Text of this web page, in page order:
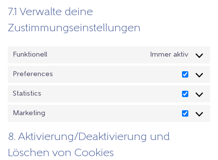
7.1 Verwalte deine
Zustimmungseinstellungen
Funktionell Immer aktiv
Preferences
Statistics
Statistics
Marketing
8. Aktivierung/Deaktivierung und
Löschen von Cookies